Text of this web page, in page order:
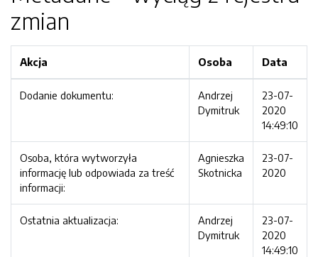
zmian
Akcja Osoba Data
Dodanie dokumentu:
Andrzej
Dymitruk
23-07-
2020
14:49:10
Osoba, która wytworzyła
informację lub odpowiada za treść
informacji:
Agnieszka
Skotnicka
23-07-
2020
Ostatnia aktualizacja:
Andrzej
Dymitruk
23-07-
2020
14:49:10